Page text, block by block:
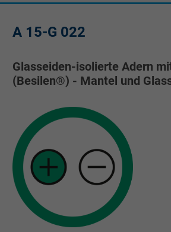
A 15-G 022
Glasseiden-isolierte Adern
(Besilen®) - Mantel und